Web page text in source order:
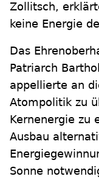
Zollitsch,
keine Energie
Das
Patriarch
appellierte an
Atompolitik zu
Kernenergie zu
Ausbau
Sonne